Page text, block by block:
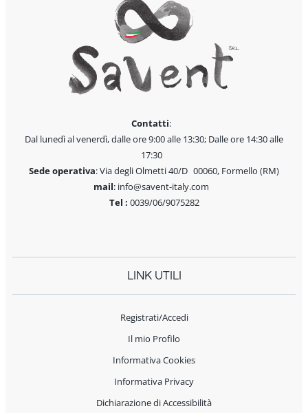
Contatti:
Dal lunedì al venerdì, dalle ore 9:00 alle 13:30; Dalle ore 14:30 alle
17:30
Sede operativa: Via degli Olmetti 40/D 00060, Formello (RM)
mail: info@savent-italy.com
Tel : 0039/06/9075282
LINK UTILI
Registrati/Accedi
Il mio Profilo
Informativa Cookies
Informativa Privacy
Dichiarazione di Accessibilità